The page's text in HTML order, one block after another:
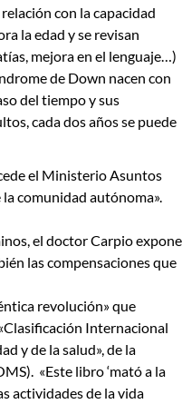
con la capacidad
la edad y se revisan
mejora en el lenguaje…)
de Down nacen con
del tiempo y sus
cada dos años se puede
el Ministerio Asuntos
comunidad autónoma».
el doctor Carpio expone
las compensaciones que
revolución»que
Clasificación Internacional
y de la salud», de la
«Este libro ‘mató a la
actividades de la vida